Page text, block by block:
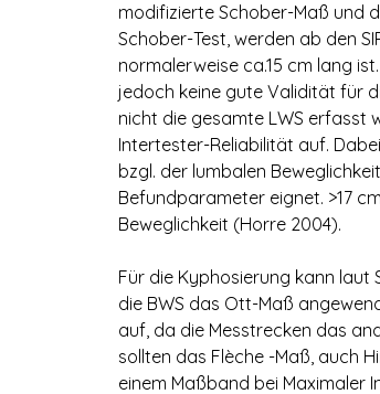
modifizierte Schober-Maß und
Schober-Test, werden ab den
normalerweise ca.15 cm lang
jedoch keine gute Validität für
nicht die gesamte LWS erfasst
Intertester-Reliabilität auf.
bzgl. der lumbalen
Befundparameter eignet. >17
Beweglichkeit (Horre 2004).
Für die Kyphosierung kann
die BWS das Ott-Maß
auf, da die Messtrecken das
sollten das Flèche -Maß, auch
einem Maßband bei Maximaler